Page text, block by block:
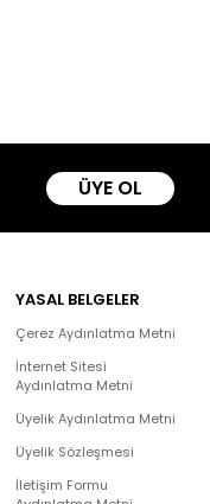
ÜYE OL
YASAL BELGELER
Çerez Aydınlatma Metni
İnternet Sitesi
Aydınlatma Metni
Üyelik Aydınlatma Metni
Üyelik Sözleşmesi
İletişim Formu